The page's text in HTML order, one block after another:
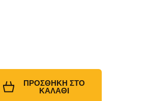
ΠΡΟΣΘΉΚΗ ΣΤΟ
ΚΑΛΆΘΙ